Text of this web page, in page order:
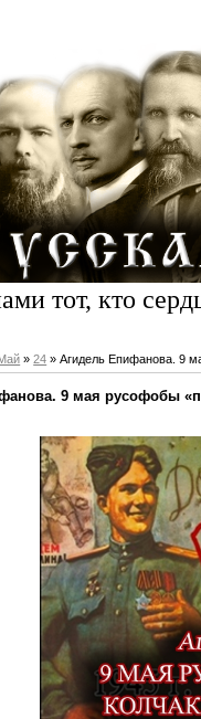
тот, кто
Май » 24 » Агидель Епифанова. 9
9 мая русофобы